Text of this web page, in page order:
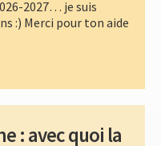
2027… je suis
:) Merci pour ton aide
: avec quoi la